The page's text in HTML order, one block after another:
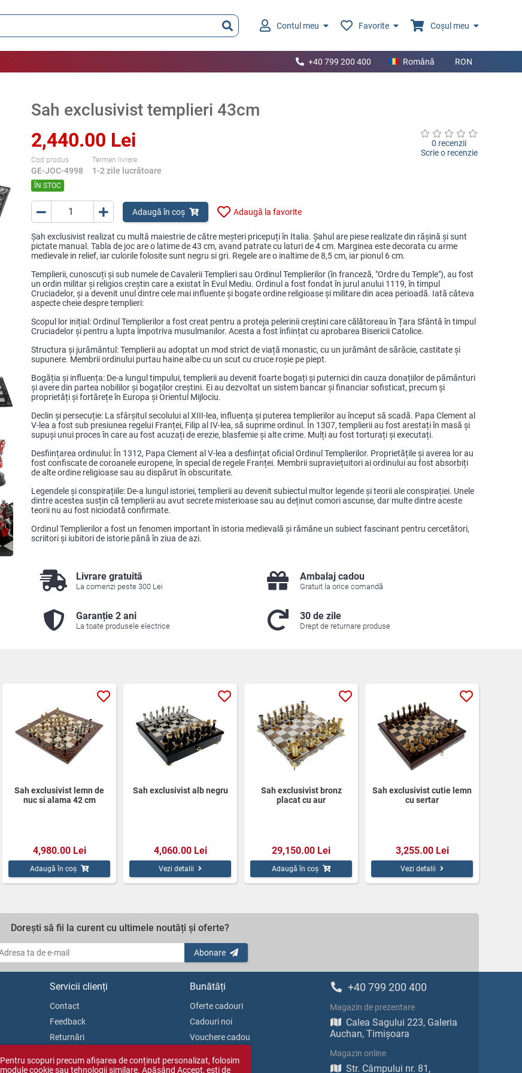
Contul meu Favorite Coșul meu
+40 799 200 400 Română RON
Sah exclusivist templieri 43cm
2,440.00 Lei
Cod produs
GE-JOC-4998
Termen livrare
1-2 zile lucrătoare
ÎN STOC
0 recenzii
Scrie o recenzie
Adaugă în coș Adaugă la favorite
Șah exclusivist realizat cu multă maiestrie de către meșteri pricepuți în Italia. Șahul are piese realizate din rășină și sunt
pictate manual. Tabla de joc are o latime de 43 cm, avand patrate cu laturi de 4 cm. Marginea este decorata cu arme
medievale in relief, iar culorile folosite sunt negru si gri. Regele are o inaltime de 8,5 cm, iar pionul 6 cm.
Templierii, cunoscuți și sub numele de Cavalerii Templieri sau Ordinul Templierilor (în franceză, "Ordre du Temple"), au fost
un ordin militar și religios creștin care a existat în Evul Mediu. Ordinul a fost fondat în jurul anului 1119, în timpul
Cruciadelor, și a devenit unul dintre cele mai influente și bogate ordine religioase și militare din acea perioadă. Iată câteva
aspecte cheie despre templieri:
Scopul lor inițial: Ordinul Templierilor a fost creat pentru a proteja pelerinii creștini care călătoreau în Țara Sfântă în timpul
Cruciadelor și pentru a lupta împotriva musulmanilor. Acesta a fost înființat cu aprobarea Bisericii Catolice.
Structura și jurământul: Templierii au adoptat un mod strict de viață monastic, cu un jurământ de sărăcie, castitate și
supunere. Membrii ordinului purtau haine albe cu un scut cu cruce roșie pe piept.
Bogăția și influența: De-a lungul timpului, templierii au devenit foarte bogați și puternici din cauza donațiilor de pământuri
și avere din partea nobililor și bogaților creștini. Ei au dezvoltat un sistem bancar și financiar sofisticat, precum și
proprietăți și fortărețe în Europa și Orientul Mijlociu.
Declin și persecuție: La sfârșitul secolului al XIII-lea, influența și puterea templierilor au început să scadă. Papa Clement al
V-lea a fost sub presiunea regelui Franței, Filip al IV-lea, să suprime ordinul. În 1307, templierii au fost arestați în masă și
supuși unui proces în care au fost acuzați de erezie, blasfemie și alte crime. Mulți au fost torturați și executați.
Desființarea ordinului: În 1312, Papa Clement al V-lea a desființat oficial Ordinul Templierilor. Proprietățile și averea lor au
fost confiscate de coroanele europene, în special de regele Franței. Membrii supraviețuitori ai ordinului au fost absorbiți
de alte ordine religioase sau au dispărut în obscuritate.
Legendele și conspirațiile: De-a lungul istoriei, templierii au devenit subiectul multor legende și teorii ale conspirației. Unele
dintre acestea susțin că templierii au avut secrete misterioase sau au deținut comori ascunse, dar multe dintre aceste
teorii nu au fost niciodată confirmate.
Ordinul Templierilor a fost un fenomen important în istoria medievală și rămâne un subiect fascinant pentru cercetători,
scriitori și iubitori de istorie până în ziua de azi.
Livrare gratuită
La comenzi peste 300 Lei
Ambalaj cadou
Gratuit la orice comandă
Garanție 2 ani
La toate produsele electrice
30 de zile
Drept de returnare produse
Sah exclusivist lemn de
nuc si alama 42 cm
4,980.00 Lei
Adaugă în coș
Sah exclusivist alb negru
4,060.00 Lei
Vezi detalii
Sah exclusivist bronz
placat cu aur
29,150.00 Lei
Adaugă în coș
Sah exclusivist cutie lemn
cu sertar
3,255.00 Lei
Vezi detalii
Dorești să fii la curent cu ultimele noutăți și oferte?
Abonare
Servicii clienți
Contact
Feedback
Returnări
ANPC
Bunătăți
Oferte cadouri
Cadouri noi
Vouchere cadou
+40 799 200 400
Magazin de prezentare
Calea Sagului 223, Galeria
Auchan, Timișoara
Magazin online
Str. Câmpului nr. 81,
Pentru scopuri precum afișarea de conținut personalizat, folosim
module cookie sau tehnologii similare. Apăsând Accept, ești de